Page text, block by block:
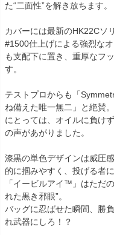
た“二面性”を解き放ちます。
カバーには最新のHK22Cソ
#1500仕上げによる強烈な
も支配下に置き、重厚なフ
す。
テストプロからも「
ね備えた唯一無二」と絶賛
にとっては、オイルに負け
の声があがりました。
漆黒の単色デザインは威圧
的に掴みやすく、投げる者
「イービルアイ™」はただ
れた黒き邪眼”。
バッグに忍ばせた瞬間、勝
れ武器にしろ！？